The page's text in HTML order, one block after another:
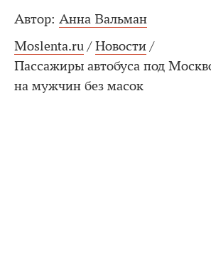
Автор: Анна Вальман
Moslenta.ru / Новости /
Пассажиры автобуса под
на мужчин без масок